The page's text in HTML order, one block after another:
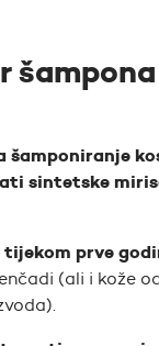
šamponiranje
sintetske
prve
(ali i kože